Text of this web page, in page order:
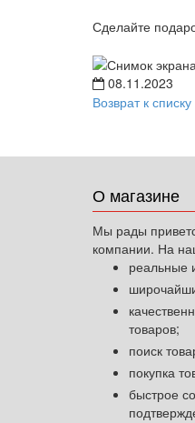
Сделайте
08.11.2023
Возврат к списку
О магазине
Мы рады
компании. На
реальные
товаров;
поиск
покупка
быстрое